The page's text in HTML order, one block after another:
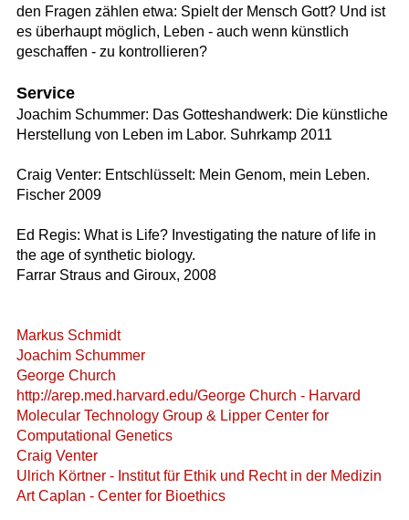
den Fragen zählen etwa: Spielt der Mensch Gott? Und ist
es überhaupt möglich, Leben - auch wenn künstlich
geschaffen - zu kontrollieren?
Service
Joachim Schummer: Das Gotteshandwerk: Die künstliche
Herstellung von Leben im Labor. Suhrkamp 2011
Craig Venter: Entschlüsselt: Mein Genom, mein Leben.
Fischer 2009
Ed Regis: What is Life? Investigating the nature of life in
the age of synthetic biology.
Farrar Straus and Giroux, 2008
Markus Schmidt
Joachim Schummer
George Church
http://arep.med.harvard.edu/George Church - Harvard
Molecular Technology Group & Lipper Center for
Computational Genetics
Craig Venter
Ulrich Körtner - Institut für Ethik und Recht in der Medizin
Art Caplan - Center for Bioethics